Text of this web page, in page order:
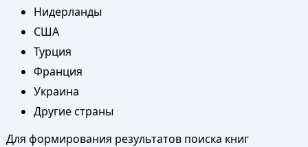
Нидерланды
США
Турция
Франция
Украина
Другие страны
Для формирования результатов поиска книг